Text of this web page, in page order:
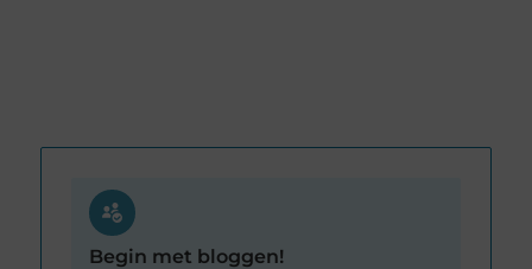
Begin met bloggen!